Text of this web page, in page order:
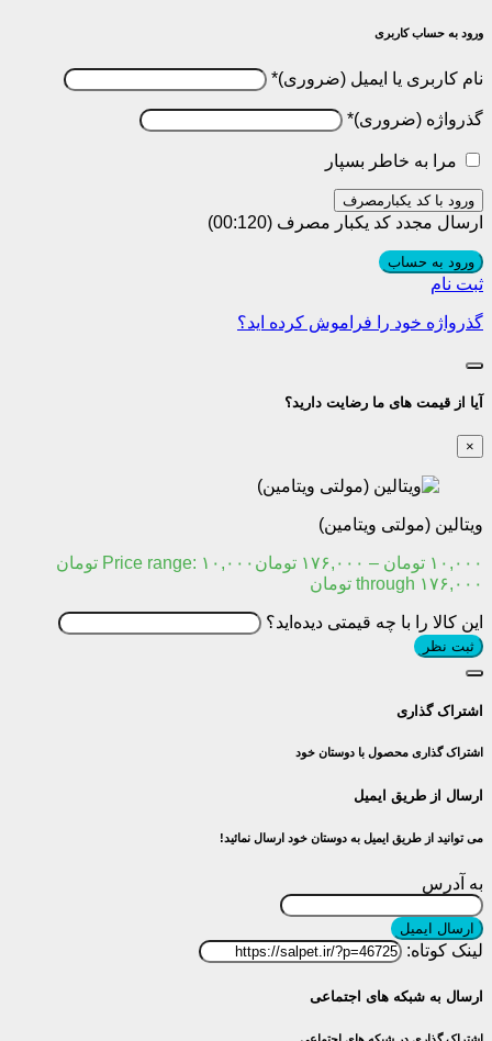
ورود به حساب کاربری
نام کاربری یا ایمیل *
گذرواژه *
مرا به خاطر بسپار
ورود با کد یکبارمصرف
ارسال مجدد کد یکبار مصرف (00:
120
)
ورود به حساب
ثبت نام
گذرواژه خود را فراموش کرده اید؟
آیا از قیمت های ما رضایت دارید؟
×
ویتالین (مولتی ویتامین)
۱۰,۰۰۰ تومان – ۱۷۶,۰۰۰ تومان
Price range: ۱۰,۰۰۰ تومان
through ۱۷۶,۰۰۰ تومان
این کالا را با چه قیمتی دیده‌اید؟
ثبت نظر
اشتراک گذاری
اشتراک گذاری محصول با دوستان خود
ارسال از طریق ایمیل
می توانید از طریق ایمیل به دوستان خود ارسال نمائید!
به آدرس
ارسال ایمیل
لینک کوتاه:
ارسال به شبکه های اجتماعی
اشتراک گذاری در شبکه های اجتماعی